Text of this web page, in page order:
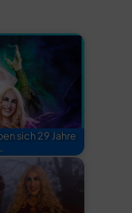
sich 29 Jahre